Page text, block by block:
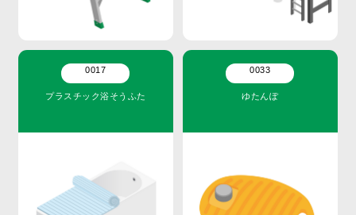
0017
プラスチック浴そうふた
0033
ゆたんぽ